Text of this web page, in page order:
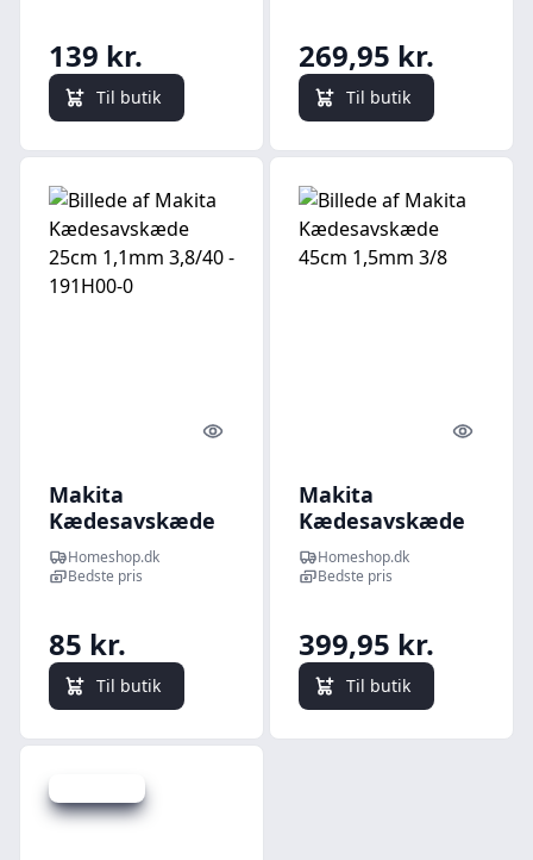
139 kr.
Til butik
269,95 kr.
Til butik
Quick look
Makita
Kædesavskæde
25cm 1,1mm
3,8/40 - 191H00-0
Homeshop.dk
Bedste pris
85 kr.
Til butik
Quick
Makita
Kædesavskæde
45cm 1,5mm 3/8"
- 528099668
Homeshop.dk
Bedste pris
399,95 kr.
Til butik